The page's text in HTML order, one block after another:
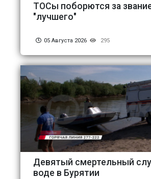
ТОСы поборются за
"лучшего"
05 Августа 2026 295
Девятый смертельный
воде в Бурятии